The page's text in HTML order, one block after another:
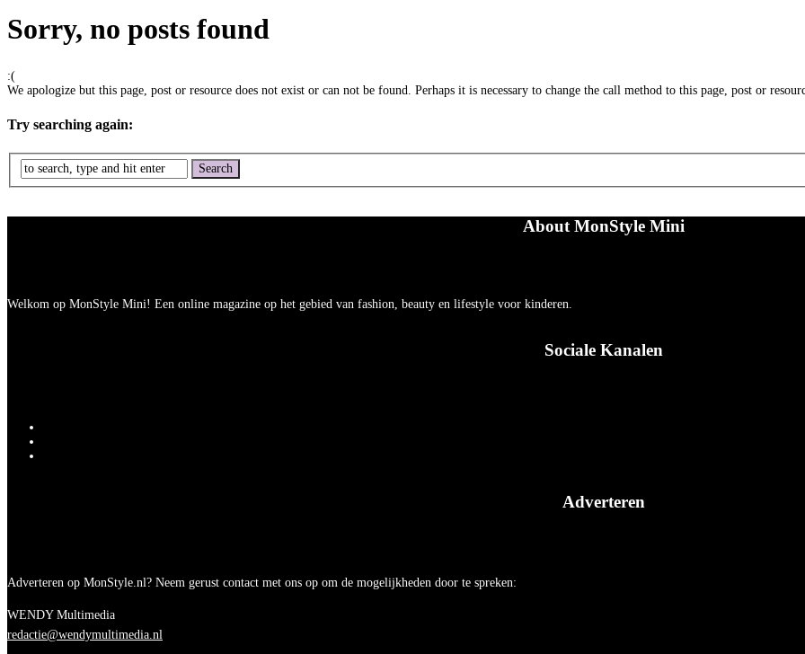
Sorry, no posts found
:(
We apologize but this page, post or resource does not exist or can not be found. Perhaps it is necessary to change the call method to this page, post or
Try searching again:
About MonStyle Mini
Welkom op MonStyle Mini! Een online magazine op het gebied van fashion, beauty en lifestyle voor kinderen.
Sociale Kanalen
Adverteren
Adverteren op MonStyle.nl? Neem gerust contact met ons op om de mogelijkheden door te spreken:
WENDY Multimedia
redactie@wendymultimedia.nl